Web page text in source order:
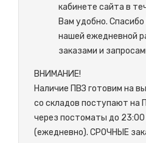
кабинете сайта в
Вам удобно.
нашей ежедневной
заказами и
ВНИМАНИЕ!
Наличие ПВЗ готовим на
со складов поступают на
через постоматы до 23:00
(ежедневно). СРОЧНЫЕ